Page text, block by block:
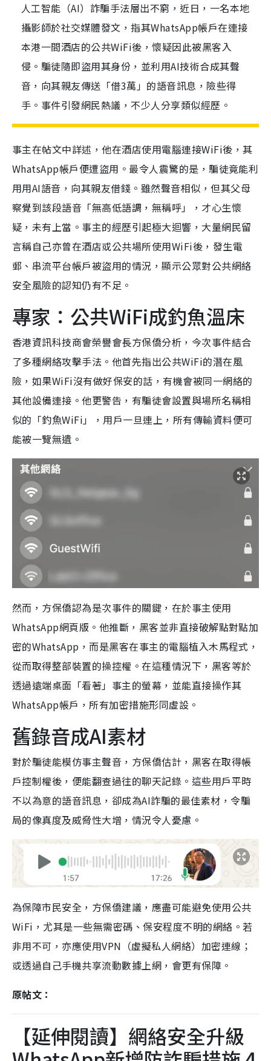
人工智能（AI）詐騙手法層出不窮，近日，一名本地
攝影師於社交媒體發文，指其WhatsApp帳戶在連接
本港一間酒店的公共WiFi後，懷疑因此被黑客入
侵。騙徒隨即盜用其身份，並利用AI技術合成其聲
音，向其親友傳送「借3萬」的語音訊息，險些得
手。事件引發網民熱議，不少人分享類似經歷。
事主在帖文中詳述，他在酒店使用電腦連接WiFi後，其
WhatsApp帳戶便遭盜用。最令人震驚的是，騙徒竟能利
用用AI語音，向其親友借錢。雖然聲音相似，但其父母
察覺到該段語音「無高低語調，無稱呼」，才心生懷
疑，未有上當。事主的經歷引起極大迴響，大量網民留
言稱自己亦曾在酒店或公共場所使用WiFi後，發生電
郵、串流平台帳戶被盜用的情況，顯示公眾對公共網絡
安全風險的認知仍有不足。
專家：公共WiFi成釣魚溫床
香港資訊科技商會榮譽會長方保僑分析，今次事件結合
了多種網絡攻擊手法。他首先指出公共WiFi的潛在風
險，如果WiFi沒有做好保安的話，有機會被同一網絡的
其他設備連接。他更警告，有騙徒會設置與場所名稱相
似的「釣魚WiFi」，用戶一旦連上，所有傳輸資料便可
能被一覽無遺。
然而，方保僑認為是次事件的關鍵，在於事主使用
WhatsApp網頁版。他推斷，黑客並非直接破解點對點加
密的WhatsApp，而是黑客在事主的電腦植入木馬程式，
從而取得整部裝置的操控權。在這種情況下，黑客等於
透過遠端桌面「看著」事主的螢幕，並能直接操作其
WhatsApp帳戶，所有加密措施形同虛設。
舊錄音成AI素材
對於騙徒能模仿事主聲音，方保僑估計，黑客在取得帳
戶控制權後，便能翻查過往的聊天記錄。這些用戶平時
不以為意的語音訊息，卻成為AI詐騙的最佳素材，令騙
局的像真度及威脅性大增，情況令人憂慮。
為保障市民安全，方保僑建議，應盡可能避免使用公共
WiFi，尤其是一些無需密碼、保安程度不明的網絡。若
非用不可，亦應使用VPN（虛擬私人網絡）加密連線；
或透過自己手機共享流動數據上網，會更有保障。
原帖文：
【延伸閱讀】網絡安全升級